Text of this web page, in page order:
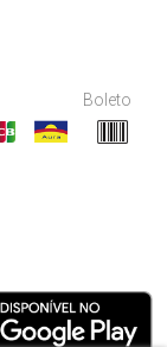
Boleto